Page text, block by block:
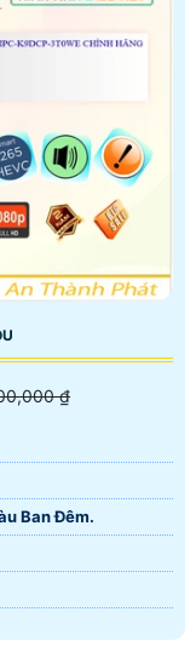
₫
Ban Ðêm.